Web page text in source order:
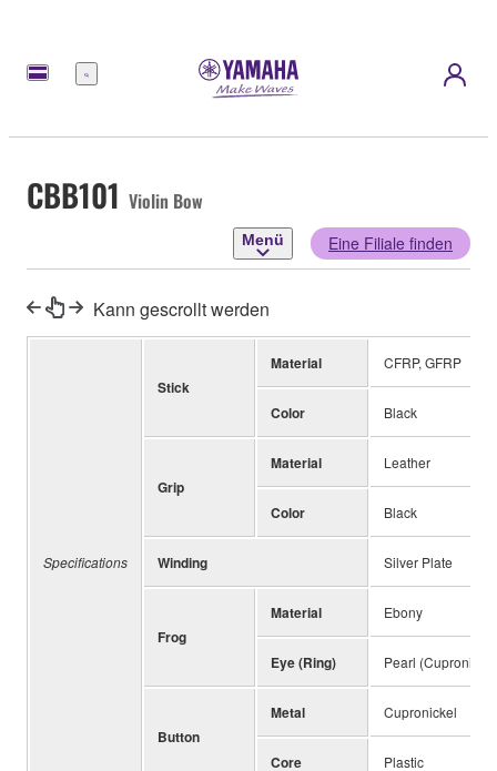
Menü
CBB101 Violin Bow
Menü Eine Filiale finden
Kann gescrollt werden
Specifications
Stick
Material CFRP, GFRP
Color Black
Grip
Material Leather
Color Black
Winding Silver Plate
Frog
Material Ebony
Eye (Ring) Pearl
Button
Metal Cupronickel
Core Plastic